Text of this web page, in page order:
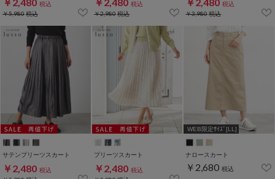
税込
￥5,980税込
税込
￥2,980税込
税込
￥3,980税込
サテンプリーツスカート
￥2,480 税込
プリーツスカート
￥2,480 税込
WEB限定ｻｲｽﾞ[LL]
ナロースカート
￥2,680 税込